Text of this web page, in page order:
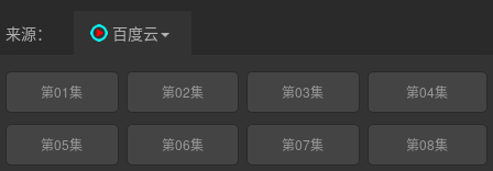
来源： 百度云
第01集 第02集 第03集 第04集
第05集 第06集 第07集 第08集